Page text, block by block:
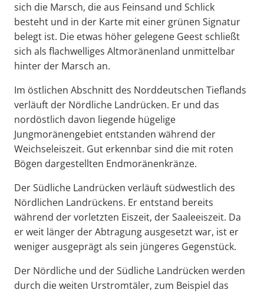
sich die Marsch, die aus Feinsand und Schlick
besteht und in der Karte mit einer grünen Signatur
belegt ist. Die etwas höher gelegene Geest schließt
sich als flachwelliges Altmoränenland unmittelbar
hinter der Marsch an.
Im östlichen Abschnitt des Norddeutschen Tieflands
verläuft der Nördliche Landrücken. Er und das
nordöstlich davon liegende hügelige
Jungmoränengebiet entstanden während der
Weichseleiszeit. Gut erkennbar sind die mit roten
Bögen dargestellten Endmoränenkränze.
Der Südliche Landrücken verläuft südwestlich des
Nördlichen Landrückens. Er entstand bereits
während der vorletzten Eiszeit, der Saaleeiszeit. Da
er weit länger der Abtragung ausgesetzt war, ist er
weniger ausgeprägt als sein jüngeres Gegenstück.
Der Nördliche und der Südliche Landrücken werden
durch die weiten Urstromtäler, zum Beispiel das